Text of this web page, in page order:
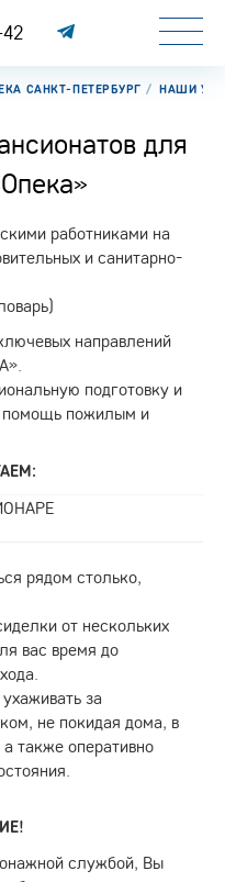
САНКТ-ПЕТЕРБУРГ НАШИ
для
работниками на
и санитарно-
направлений
подготовку и
помощь пожилым и
рядом столько,
от нескольких
вас время до
за
не покидая дома, в
также оперативно
службой, Вы